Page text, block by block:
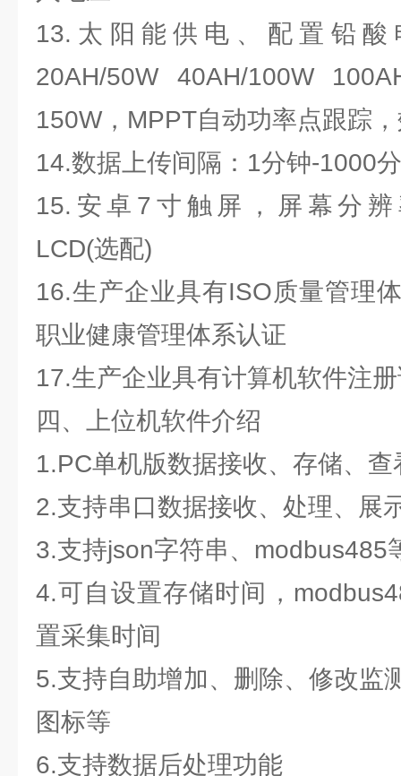
13.太阳能供电、配置铅酸
20AH/50W 40AH/100W
150W，MPPT自动功率点跟踪
14.数据上传间隔：1分钟-1000
15.安卓7寸触屏，屏幕分辨
LCD(选配)
16.生产企业具有ISO质量管理
职业健康管理体系认证
17.生产企业具有计算机软件注
四、上位机软件介绍
1.PC单机版数据接收、存储、
2.支持串口数据接收、处理、展
3.支持json字符串、modbus485
4.可自设置存储时间，
置采集时间
5.支持自助增加、删除、修改监
图标等
6.支持数据后处理功能